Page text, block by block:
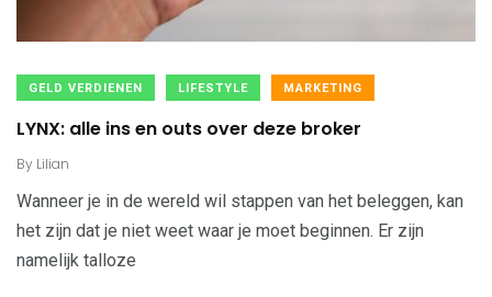
GELD VERDIENEN LIFESTYLE MARKETING
LYNX: alle ins en outs over deze broker
By Lilian
Wanneer je in de wereld wil stappen van het beleggen, kan
het zijn dat je niet weet waar je moet beginnen. Er zijn
namelijk talloze